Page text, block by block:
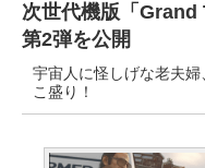
次世代機版「
第2弾を公開
宇宙人に怪しげな老夫
こ盛り！